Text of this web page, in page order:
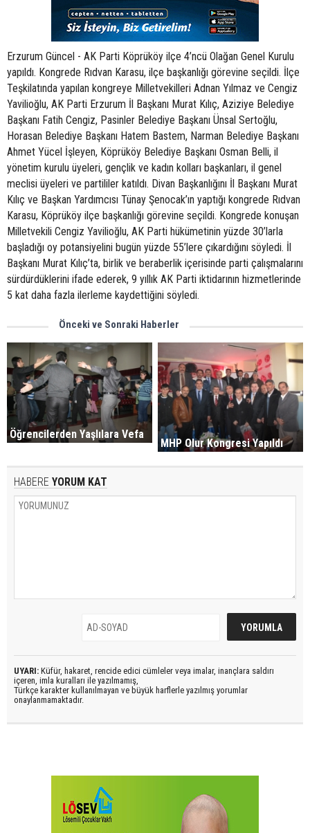
Erzurum Güncel - AK Parti Köprüköy ilçe 4’ncü Olağan Genel Kurulu
yapıldı. Kongrede Rıdvan Karasu, ilçe başkanlığı görevine seçildi. İlçe
Teşkilatında yapılan kongreye Milletvekilleri Adnan Yılmaz ve Cengiz
Yavilioğlu, AK Parti Erzurum İl Başkanı Murat Kılıç, Aziziye Belediye
Başkanı Fatih Cengiz, Pasinler Belediye Başkanı Ünsal Sertoğlu,
Horasan Belediye Başkanı Hatem Bastem, Narman Belediye Başkanı
Ahmet Yücel İşleyen, Köprüköy Belediye Başkanı Osman Belli, il
yönetim kurulu üyeleri, gençlik ve kadın kolları başkanları, il genel
meclisi üyeleri ve partililer katıldı. Divan Başkanlığını İl Başkanı Murat
Kılıç ve Başkan Yardımcısı Tünay Şenocak’ın yaptığı kongrede Rıdvan
Karasu, Köprüköy ilçe başkanlığı görevine seçildi. Kongrede konuşan
Milletvekili Cengiz Yavilioğlu, AK Parti hükümetinin yüzde 30’larla
başladığı oy potansiyelini bugün yüzde 55’lere çıkardığını söyledi. İl
Başkanı Murat Kılıç’ta, birlik ve beraberlik içerisinde parti çalışmalarını
sürdürdüklerini ifade ederek, 9 yıllık AK Parti iktidarının hizmetlerinde
5 kat daha fazla ilerleme kaydettiğini söyledi.
Önceki ve Sonraki Haberler
Öğrencilerden Yaşlılara Vefa
MHP Olur Kongresi Yapıldı
HABERE YORUM KAT
UYARI: Küfür, hakaret, rencide edici cümleler veya imalar, inançlara saldırı
içeren, imla kuralları ile yazılmamış,
Türkçe karakter kullanılmayan ve büyük harflerle yazılmış yorumlar
onaylanmamaktadır.